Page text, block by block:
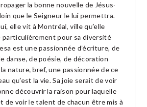
la bonne nouvelle de Jésus-
que le Seigneur le lui permettra.
elle vit à Montréal, ville qu’elle
pour sa diversité
est une passionnée d’écriture, de
danse, de poésie, de décoration
nature, bref, une passionnée de ce
qu’est la vie. Sa joie serait de voir
découvrir la raison pour laquelle
de voir le talent de chacun être mis à